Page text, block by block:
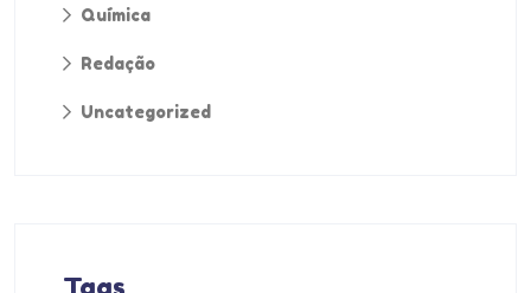
Química
Redação
Uncategorized